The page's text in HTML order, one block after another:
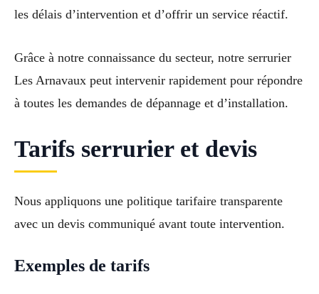
les délais d’intervention et d’offrir un service réactif.
Grâce à notre connaissance du secteur, notre serrurier
Les Arnavaux peut intervenir rapidement pour répondre
à toutes les demandes de dépannage et d’installation.
Tarifs serrurier et devis
Nous appliquons une politique tarifaire transparente
avec un devis communiqué avant toute intervention.
Exemples de tarifs